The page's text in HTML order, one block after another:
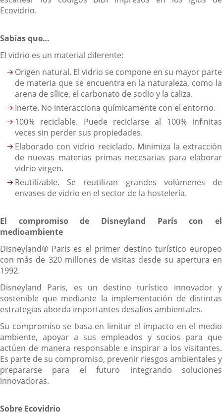
Ecovidrio.
Sabías que…
El vidrio es un material diferente:
Origen natural. El vidrio se compone en su mayor parte
de materia que se encuentra en la naturaleza, como la
arena de sílice, el carbonato de sodio y la caliza.
Inerte. No interacciona químicamente con el entorno.
100% reciclable. Puede reciclarse al 100% infinitas
veces sin perder sus propiedades.
Elaborado con vidrio reciclado. Minimiza la extracción
de nuevas materias primas necesarias para elaborar
vidrio virgen.
Reutilizable. Se reutilizan grandes volúmenes de
envases de vidrio en el sector de la hostelería.
El compromiso de Disneyland París con el
medioambiente
Disneyland® Paris es el primer destino turístico europeo
con más de 320 millones de visitas desde su apertura en
1992.
Disneyland Paris, es un destino turístico innovador y
sostenible que mediante la implementación de distintas
estrategias aborda importantes desafíos ambientales.
Su compromiso se basa en limitar el impacto en el medio
ambiente, apoyar a sus empleados y socios para que
actúen de manera responsable e inspirar a los visitantes.
Es parte de su compromiso, prevenir riesgos ambientales y
prepararse para el futuro integrando soluciones
innovadoras.
Sobre Ecovidrio